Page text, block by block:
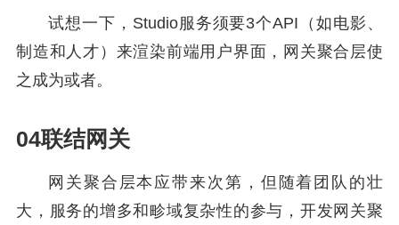
试想一下，Studio服务须要3个API（如电影、
制造和人才）来渲染前端用户界面，网关聚合层使
之成为或者。
04联结网关
网关聚合层本应带来次第，但随着团队的壮
大，服务的增多和畛域复杂性的参与，开发网关聚